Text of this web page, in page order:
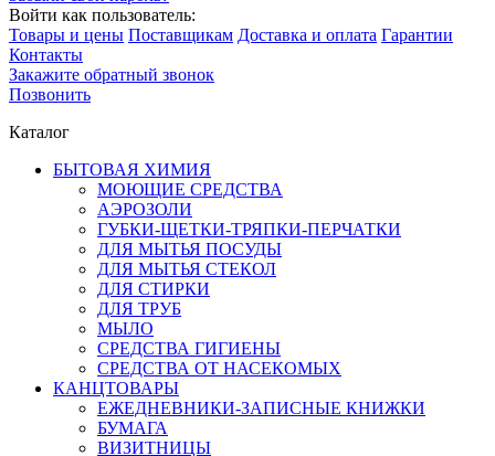
Войти как пользователь:
Товары и цены Поставщикам Доставка и оплата Гарантии
Контакты
Закажите обратный звонок
Позвонить
Каталог
БЫТОВАЯ ХИМИЯ
МОЮЩИЕ СРЕДСТВА
АЭРОЗОЛИ
ГУБКИ-ЩЕТКИ-ТРЯПКИ-ПЕРЧАТКИ
ДЛЯ МЫТЬЯ ПОСУДЫ
ДЛЯ МЫТЬЯ СТЕКОЛ
ДЛЯ СТИРКИ
ДЛЯ ТРУБ
МЫЛО
СРЕДСТВА ГИГИЕНЫ
СРЕДСТВА ОТ НАСЕКОМЫХ
КАНЦТОВАРЫ
ЕЖЕДНЕВНИКИ-ЗАПИСНЫЕ КНИЖКИ
БУМАГА
ВИЗИТНИЦЫ